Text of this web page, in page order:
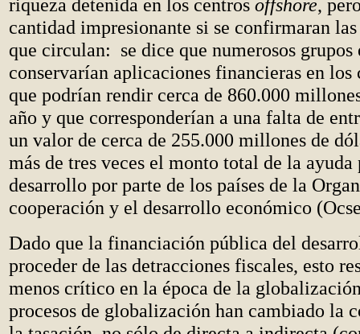
riqueza detenida en los centros offshore,
cantidad impresionante si se confirmaran
que circulan: se dice que numerosos
conservarían aplicaciones financieras en
que podrían rendir cerca de 860.000
año y que corresponderían a una falta de
un valor de cerca de 255.000 millones de
más de tres veces el monto total de la
desarrollo por parte de los países de la
cooperación y el desarrollo económico
Dado que la financiación pública del
proceder de las detracciones fiscales, esto
menos crítico en la época de la
procesos de globalización han cambiado la